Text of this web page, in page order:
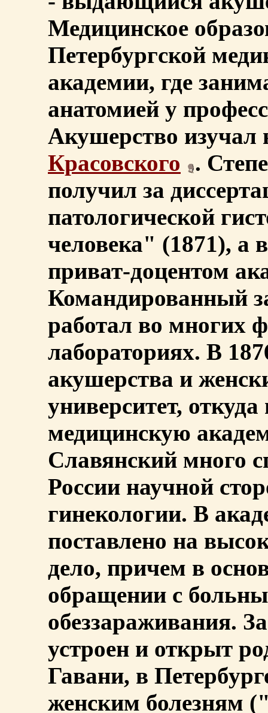
Медицинское
Петербургской
академии, где
анатомией у
Акушерство изучал
Красовского
.
получил за
патологической
человека" (1871), а
приват-доцентом
Командированный
работал во многих
лабораториях. В
акушерства и
университет,
медицинскую
Славянский много
России научной
гинекологии. В
поставлено на
дело, причем в
обращении с
обеззараживания.
устроен и открыт
Гавани, в
женским болезням